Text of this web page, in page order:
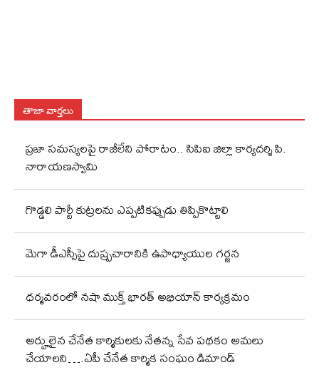
తాజా వార్తలు
ప్రజా సమస్యలపై రాజీలేని పోరాటం.. సిపిఐ జిల్లా కార్యదర్శి పి.
నారాయణస్వామి
గొడ్డలి పార్టీ కుట్రలను ఎప్పటికప్పుడు తిప్పికొట్టాలి
మెగా డీఎస్సీపై దుష్ప్రచారానికి ఉపాధ్యాయుల గర్జన
ధర్మవరంలో నషా ముక్త్ భారత్ అభియాన్ కార్యక్రమం
అర్హులైన చేనేత కార్మికులకు నేతన్న సేవ పథకం అమలు
చేయాలని….ఏపీ చేనేత కార్మిక సంఘం డిమాండ్